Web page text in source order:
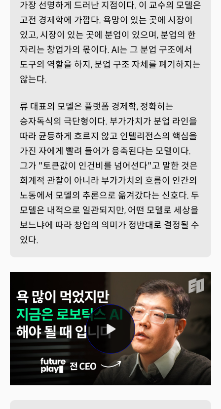
가장 선명하게 드러난 지점이다. 이 교수의 모델은
고전 경제학에 가깝다. 욕망이 있는 곳에 시장이
있고, 시장이 있는 곳에 분업이 있으며, 분업의 한
자리는 창업가의 몫이다. AI는 그 분업 구조에서
도구의 역할을 하지, 분업 구조 자체를 폐기하지는
않는다.
류 대표의 모델은 플랫폼 경제학, 정확히는
승자독식의 극단형이다. 부가가치가 분업 라인을
따라 균등하게 흐르지 않고 인텔리전스의 핵심을
가진 자에게 빨려 들어가 응축된다는 모델이다.
그가 "토큰값이 인건비를 넘어선다"고 말한 것은
회계적 관찰이 아니라 부가가치의 흐름이 인간의
노동에서 모델의 추론으로 옮겨갔다는 신호다. 두
모델은 내적으로 일관되지만, 어떤 모델로 세상을
보느냐에 따라 창업의 의미가 정반대로 결정될 수
있다.